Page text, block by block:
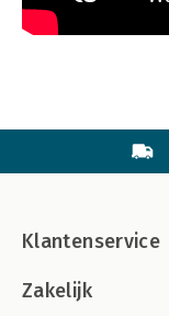
Klantenservice
Zakelijk